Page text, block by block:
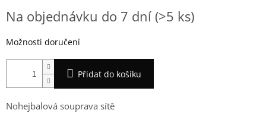
cena:
Na objednávku do 7 dní (>5 ks)
Možnosti doručení
Přidat do košíku
Nohejbalová souprava sítě